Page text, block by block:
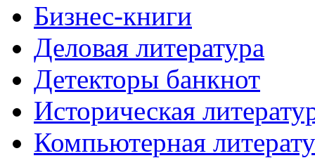
Бизнес-книги
Деловая литература
Детекторы банкнот
Историческая
Компьютерная